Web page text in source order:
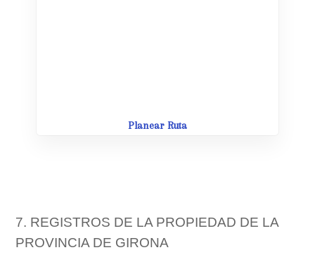
Planear Ruta
7. REGISTROS DE LA PROPIEDAD DE LA
PROVINCIA DE GIRONA